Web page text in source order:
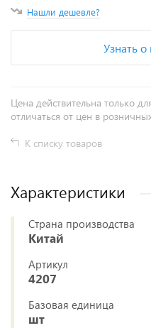
Нашли дешевле?
Узнать о
Цена действительна только
отличаться от цен в
К списку товаров
Характеристики
Страна производства
Китай
Артикул
4207
Базовая единица
шт